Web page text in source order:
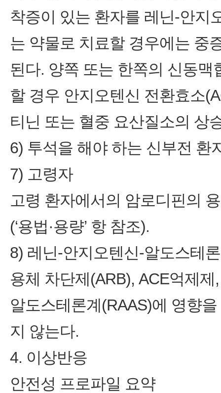
착증이 있는 환자를 레닌-안지
는 약물로 치료할 경우에는 중
된다. 양쪽 또는 한쪽의 신동
할 경우 안지오텐신 전환효소
티닌 또는 혈중 요산질소의 상
6) 투석을 해야 하는 신부전 환
7) 고령자
고령 환자에서의 암로디핀의
(‘용법·용량’ 항 참조).
8) 레닌-안지오텐신-알도스테
용체 차단제(ARB), ACE억제
알도스테론계(RAAS)에 영향
지 않는다.
4. 이상반응
안전성 프로파일 요약